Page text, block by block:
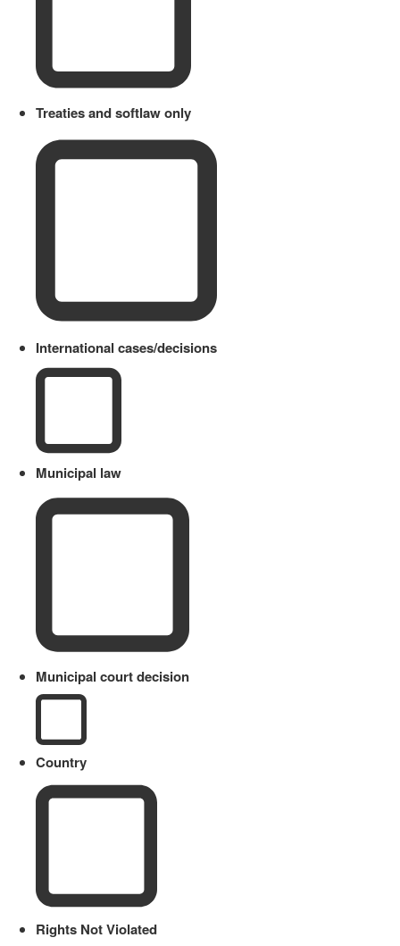
Treaties and softlaw only
International cases/decisions
Municipal law
Municipal court decision
Country
Rights Not Violated